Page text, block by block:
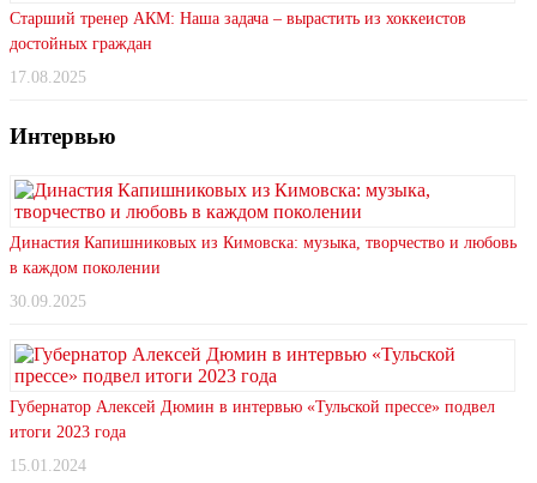
Старший тренер АКМ: Наша задача – вырастить из хоккеистов
достойных граждан
17.08.2025
Интервью
Династия Капишниковых из Кимовска: музыка, творчество и любовь
в каждом поколении
30.09.2025
Губернатор Алексей Дюмин в интервью «Тульской прессе» подвел
итоги 2023 года
15.01.2024